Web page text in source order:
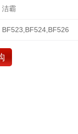
洁霸
BF523,BF524,BF526